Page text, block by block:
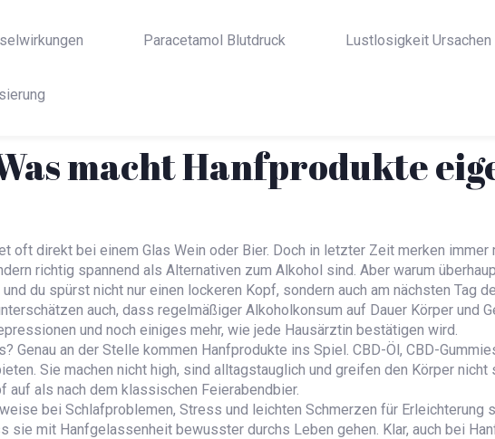
Paracetamol Blutdruck Lustlosigkeit Ursachen
macht Hanfprodukte
oft direkt bei einem Glas Wein oder Bier. Doch in letzter Zeit merken immer
richtig spannend als Alternativen zum Alkohol sind. Aber warum
du spürst nicht nur einen lockeren Kopf, sondern auch am nächsten Tag
auch, dass regelmäßiger Alkoholkonsum auf Dauer Körper und
und noch einiges mehr, wie jede Hausärztin bestätigen wird.
Genau an der Stelle kommen Hanfprodukte ins Spiel. CBD-Öl, CBD-
Sie machen nicht high, sind alltagstauglich und greifen den Körper
auf als nach dem klassischen Feierabendbier.
bei Schlafproblemen, Stress und leichten Schmerzen für Erleichterung
mit Hanfgelassenheit bewusster durchs Leben gehen. Klar, auch bei